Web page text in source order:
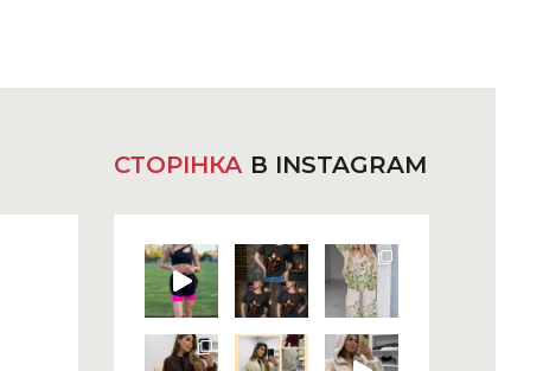
СТОРІНКА В INSTAGRAM